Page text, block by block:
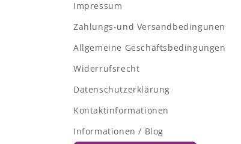
Impressum
Zahlungs-und Versandbedingunen
Allgemeine Geschäftsbedingungen
Widerrufsrecht
Datenschutzerklärung
Kontaktinformationen
Informationen / Blog